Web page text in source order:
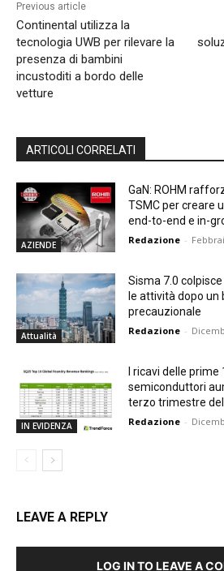
Previous article
Continental utilizza la
tecnologia UWB per rilevare la
presenza di bambini
incustoditi a bordo delle
vetture
ARTICOLI CORRELATI
AZIENDE
GaN: ROHM
TSMC per creare
end-to-end e in-
Redazione -
Attualità
Sisma 7.0
le attività dopo un
precauzionale
Redazione -
IN EVIDENZA
I ricavi delle prime
semiconduttori
terzo trimestre
Redazione -
LEAVE A REPLY
LOG IN TO LEAVE A